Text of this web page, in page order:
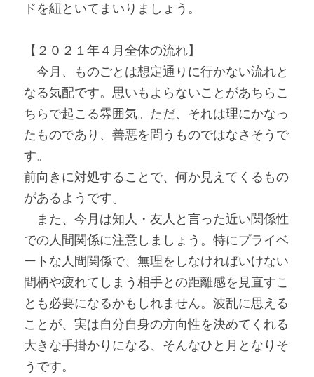
ドを紐といてまいりましょう。
【２０２１年４月全体の流れ】
今月、ものごとは想定通りに行かない流れと
なる気配です。思いもよらないことがあちらこ
ちらで起こる雰囲気。ただ、それは理にかなっ
たものであり、善悪を問うものではなさそうで
す。
前向きに対処することで、何か見えてくるもの
があるようです。
また、今月は知人・友人と言った近い関係性
での人間関係に注意しましょう。特にプライベ
ートな人間関係で、無理をしなければいけない
間柄や疲れてしまう相手との距離感を見直すこ
とも必要になるかもしれません。波乱に思える
ことが、実は自分自身の方向性を決めてくれる
大きな手掛かりになる、そんなひと月となりそ
うです。